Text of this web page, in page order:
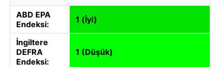
ABD EPA
Endeksi:
1 (İyi)
İngiltere
DEFRA
Endeksi:
1 (Düşük)